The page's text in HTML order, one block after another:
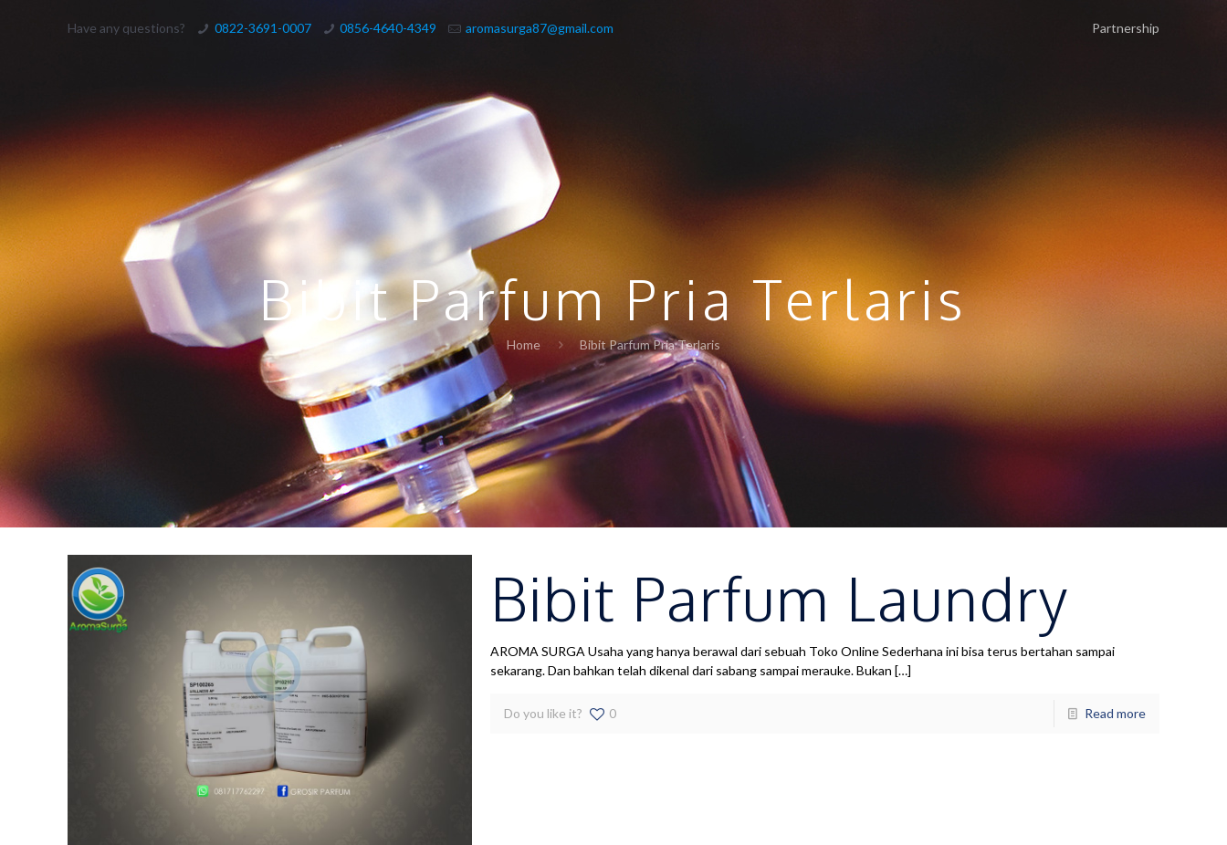
Have any questions? 0822-3691-0007 0856-4640-4349 aromasurga87@gmail.com Partnership
Bibit Parfum Pria Terlaris
Home Bibit Parfum Pria Terlaris
Bibit Parfum Laundry
AROMA SURGA Usaha yang hanya berawal dari sebuah Toko Online Sederhana ini bisa terus bertahan sampai
sekarang. Dan bahkan telah dikenal dari sabang sampai merauke. Bukan […]
Do you like it? 0 Read more